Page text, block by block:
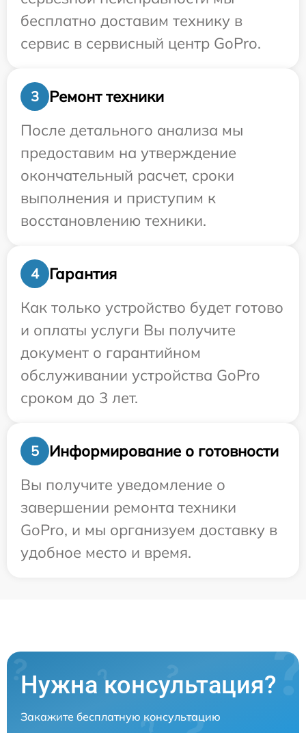
бесплатно доставим технику в
сервис в сервисный центр GoPro.
3
Ремонт техники
После детального анализа мы
предоставим на утверждение
окончательный расчет, сроки
выполнения и приступим к
восстановлению техники.
4
Гарантия
Как только устройство будет готово
и оплаты услуги Вы получите
документ о гарантийном
обслуживании устройства GoPro
сроком до 3 лет.
5
Информирование о готовности
Вы получите уведомление о
завершении ремонта техники
GoPro, и мы организуем доставку в
удобное место и время.
Нужна консультация?
Закажите бесплатную консультацию